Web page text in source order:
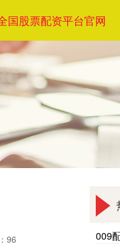
国股票配资平台官网
96
009